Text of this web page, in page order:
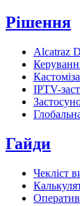
Рішення
Alcatraz
IPTV-
Гайди
Чекліст